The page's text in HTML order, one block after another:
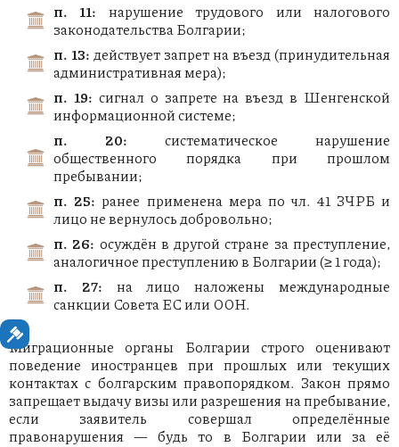
п. 11: нарушение трудового или налогового
законодательства Болгарии;
п. 13: действует запрет на въезд (принудительная
административная мера);
п. 19: сигнал о запрете на въезд в Шенгенской
информационной системе;
п. 20: систематическое нарушение
общественного порядка при прошлом
пребывании;
п. 25: ранее применена мера по чл. 41 ЗЧРБ и
лицо не вернулось добровольно;
п. 26: осуждён в другой стране за преступление,
аналогичное преступлению в Болгарии (≥ 1 года);
п. 27: на лицо наложены международные
санкции Совета ЕС или ООН.
Миграционные органы Болгарии строго оценивают
поведение иностранцев при прошлых или текущих
контактах с болгарским правопорядком. Закон прямо
запрещает выдачу визы или разрешения на пребывание,
если заявитель совершал определённые
правонарушения — будь то в Болгарии или за её